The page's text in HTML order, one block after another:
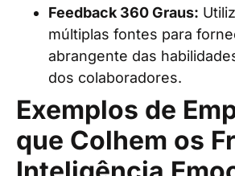
Feedback 360 Graus:
múltiplas fontes para
abrangente das
dos colaboradores.
Exemplos de
que Colhem os